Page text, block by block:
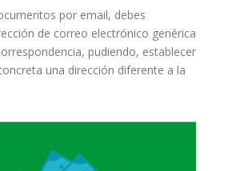
por email, debes
de correo electrónico genérica
pudiendo, establecer
una dirección diferente a la